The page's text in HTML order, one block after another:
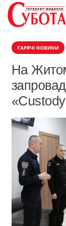
ГАРЯЧІ НОВИНИ
На